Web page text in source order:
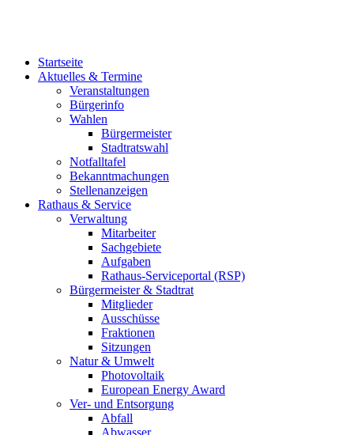
Startseite
Aktuelles & Termine
Veranstaltungen
Bürgerinfo
Wahlen
Bürgermeister
Stadtratswahl
Notfalltafel
Bekanntmachungen
Stellenanzeigen
Rathaus & Service
Verwaltung
Mitarbeiter
Sachgebiete
Aufgaben
Rathaus-Serviceportal (RSP)
Bürgermeister & Stadtrat
Mitglieder
Ausschüsse
Fraktionen
Sitzungen
Natur & Umwelt
Photovoltaik
European Energy Award
Ver- und Entsorgung
Abfall
Abwasser